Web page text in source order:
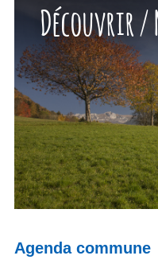
Découvrir /
Agenda commune